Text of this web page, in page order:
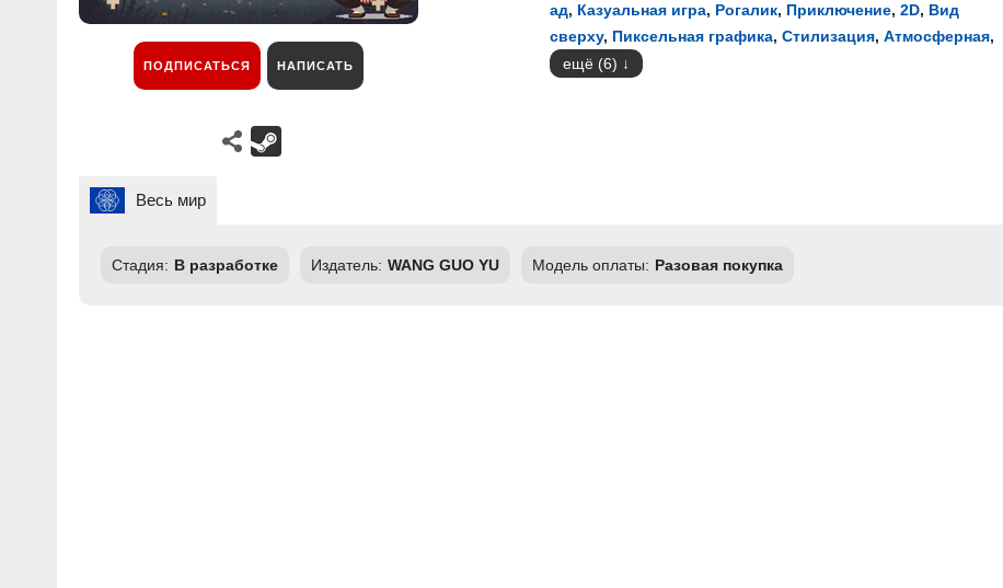
ПОДПИСАТЬСЯ НАПИСАТЬ
ад, Казуальная игра, Рогалик, Приключение, 2D, Вид
сверху, Пиксельная графика, Стилизация, Атмосферная,
ещё (6)
Весь мир
Стадия: В разработке Издатель: WANG GUO YU Модель оплаты: Разовая покупка